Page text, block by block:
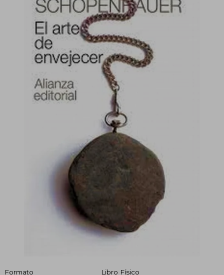
Formato
Libro Físico